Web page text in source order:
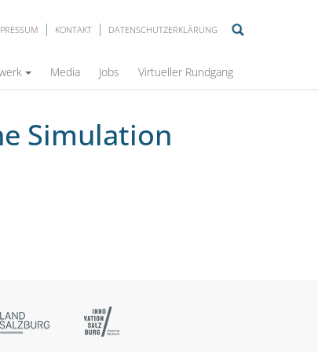
KONTAKT DATENSCHUTZERKLÄRUNG
Media Jobs Virtueller Rundgang
Simulation